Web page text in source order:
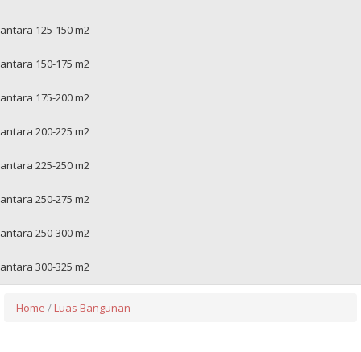
antara 125-150 m2
antara 150-175 m2
antara 175-200 m2
antara 200-225 m2
antara 225-250 m2
antara 250-275 m2
antara 250-300 m2
antara 300-325 m2
Home / Luas Bangunan